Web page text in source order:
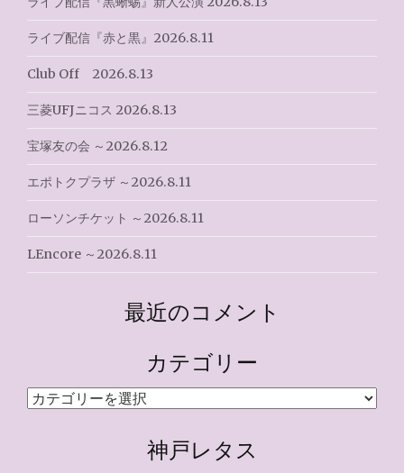
ライブ配信『赤と黒』2026.8.11
Club Off 2026.8.13
三菱UFJニコス 2026.8.13
宝塚友の会 ～2026.8.12
エポトクプラザ ～2026.8.11
ローソンチケット ～2026.8.11
LEncore ～2026.8.11
最近のコメント
カテゴリー
カ
神戸レタス